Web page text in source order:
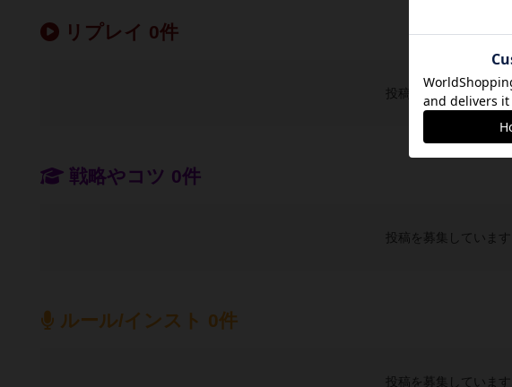
リプレイ 0件
投稿を募集しています
戦略やコツ 0件
投稿を募集しています
ルール/インスト 0件
投稿を募集しています